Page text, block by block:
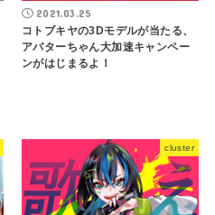
2021.03.25
コトブキヤの3Dモデルが当たる、
アバターちゃん大加速キャンペー
ンがはじまるよ！
cluster